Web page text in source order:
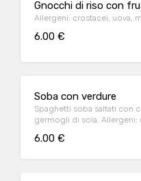
Gnocchi di riso con
Allergeni: crostacei, uova,
6.00 €
Soba con verdure
Spaghetti soba saltati con
germogli di soia. Allergeni:
6.00 €